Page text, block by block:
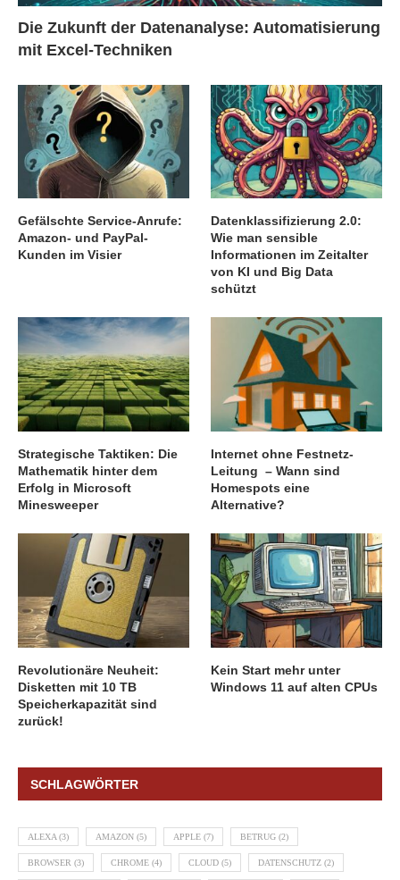
Die Zukunft der Datenanalyse: Automatisierung
mit Excel-Techniken
Gefälschte Service-Anrufe:
Amazon- und PayPal-
Kunden im Visier
Datenklassifizierung 2.0:
Wie man sensible
Informationen im Zeitalter
von KI und Big Data
schützt
Strategische Taktiken: Die
Mathematik hinter dem
Erfolg in Microsoft
Minesweeper
Internet ohne Festnetz-
Leitung – Wann sind
Homespots eine
Alternative?
Revolutionäre Neuheit:
Disketten mit 10 TB
Speicherkapazität sind
zurück!
Kein Start mehr unter
Windows 11 auf alten CPUs
SCHLAGWÖRTER
ALEXA (3) AMAZON (5) APPLE (7) BETRUG (2)
BROWSER (3) CHROME (4) CLOUD (5) DATENSCHUTZ (2)